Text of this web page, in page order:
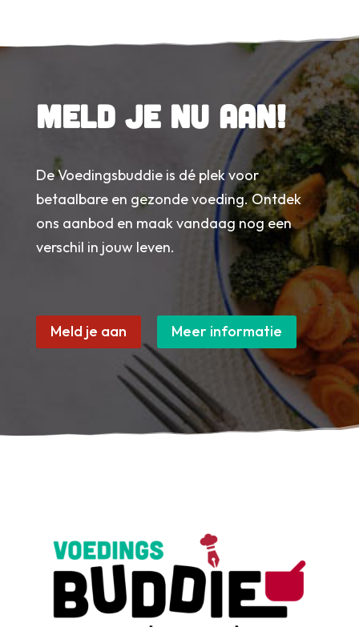
Meld je nu aan!
De Voedingsbuddie is dé plek voor
betaalbare en gezonde voeding. Ontdek
ons aanbod en maak vandaag nog een
verschil in jouw leven.
Meld je aan Meer informatie